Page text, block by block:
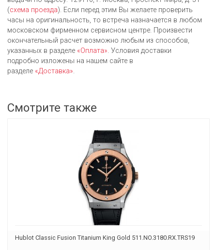
(схема проезда). Если перед этим Вы желаете проверить
часы на оригинальность, то встреча назначается в любом
московском фирменном сервисном центре. Произвести
окончательный расчет возможно любым из cпособов,
указанных в разделе «Оплата». Условия доставки
подробно изложены на нашем сайте в
разделе «Доставка».
Смотрите также
Hublot Classic Fusion Titanium King Gold 511.NO.3180.RX.TRS19